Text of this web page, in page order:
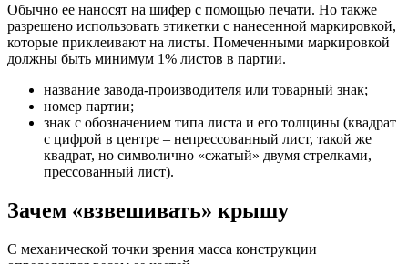
Обычно ее наносят на шифер с помощью печати. Но также
разрешено использовать этикетки с нанесенной маркировкой,
которые приклеивают на листы. Помеченными маркировкой
должны быть минимум 1% листов в партии.
название завода-производителя или товарный знак;
номер партии;
знак с обозначением типа листа и его толщины (квадрат
с цифрой в центре – непрессованный лист, такой же
квадрат, но символично «сжатый» двумя стрелками, –
прессованный лист).
Зачем «взвешивать» крышу
С механической точки зрения масса конструкции